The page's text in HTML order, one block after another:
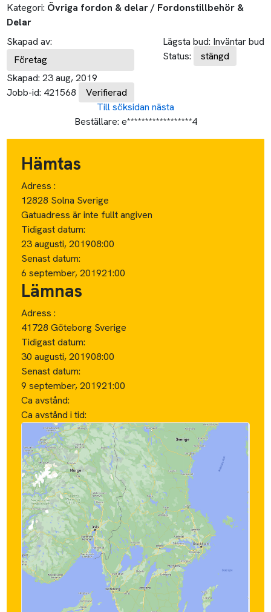
Kategori: Övriga fordon & delar / Fordonstillbehör &
Delar
Skapad av:
Företag
Skapad: 23 aug, 2019
Jobb-id: 421568 Verifierad
Lägsta bud: Inväntar bud
Status:
stängd
Till söksidan nästa
Beställare: e******************4
Hämtas
Adress :
12828 Solna Sverige
Gatuadress är inte fullt angiven
Tidigast datum:
23 augusti, 201908:00
Senast datum:
6 september, 201921:00
Lämnas
Adress :
41728 Göteborg Sverige
Tidigast datum:
30 augusti, 201908:00
Senast datum:
9 september, 201921:00
Ca avstånd:
Ca avstånd i tid: